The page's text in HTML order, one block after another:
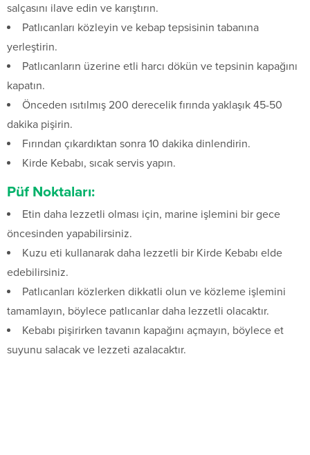
salçasını ilave edin ve karıştırın.
Patlıcanları közleyin ve kebap tepsisinin tabanına
yerleştirin.
Patlıcanların üzerine etli harcı dökün ve tepsinin kapağını
kapatın.
Önceden ısıtılmış 200 derecelik fırında yaklaşık 45-50
dakika pişirin.
Fırından çıkardıktan sonra 10 dakika dinlendirin.
Kirde Kebabı, sıcak servis yapın.
Püf Noktaları:
Etin daha lezzetli olması için, marine işlemini bir gece
öncesinden yapabilirsiniz.
Kuzu eti kullanarak daha lezzetli bir Kirde Kebabı elde
edebilirsiniz.
Patlıcanları közlerken dikkatli olun ve közleme işlemini
tamamlayın, böylece patlıcanlar daha lezzetli olacaktır.
Kebabı pişirirken tavanın kapağını açmayın, böylece et
suyunu salacak ve lezzeti azalacaktır.